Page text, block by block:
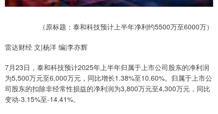
（原标题：泰和科技预计上半年净利约5500万至6000万）
雷达财经 文|杨洋 编|李亦辉
7月23日，泰和科技预计2025年上半年归属于上市公司股东的净利润
为5,500万元至6,000万元，同比增长1.38%至10.60%。归属于上市公
司股东的扣除非经常性损益的净利润为3,800万元至4,300万元，同比
变动-3.15%至-14.41%。